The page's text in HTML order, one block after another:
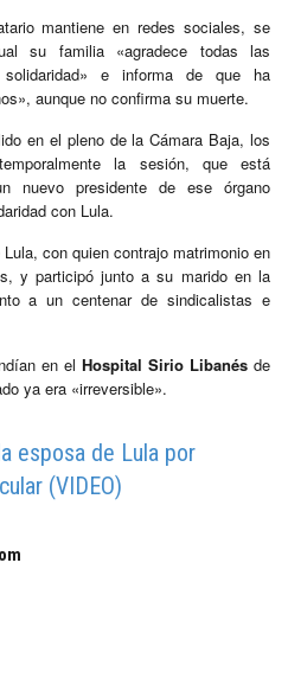
mantiene en redes sociales, se
su familia «agradece todas las
e informa de que ha
aunque no confirma su muerte.
en el pleno de la Cámara Baja, los
la sesión, que está
nuevo presidente de ese órgano
con Lula.
con quien contrajo matrimonio en
y participó junto a su marido en la
a un centenar de sindicalistas e
en el Hospital Sirio Libanés de
ya era «irreversible».
esposa de Lula por
(VIDEO)